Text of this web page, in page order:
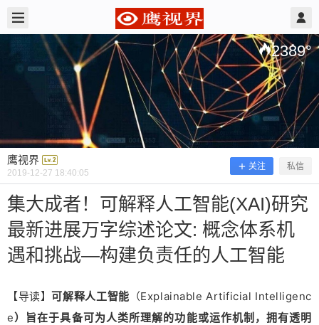
2389°
鹰视界
2019-12-27 18:40:05
关注 私信
集大成者！可解释人工智能(XAI)研究
最新进展万字综述论文: 概念体系机
遇和挑战—构建负责任的人工智能
【导读】可解释人工智能
（Explainable Artificial Intelligenc
e）旨在于具备可为人类所理解的功能或运作机制，拥有透明
鹰视界 @ 鹰视界 2019/12/27
集大成者！可解释人工智能(XAI)研究
最新进展万字综述论文: 概念体系机遇
和挑战—构建负责任的人工智能
【导读】可解释人工智能（Explainable Artificial Intelligence）旨在于具备可为人类所理解的功能或运作机制，拥有透明度， 是当前AI研究的热点，是构建和谐人机协作世界必要的条件，是构建负责任人工智能的基础。最近来自法国西班牙等8家机构12位学者共同发表了关于可解释人工智能XAI最新进展的综述论文《Explainable Artificial Intelligence (XAI): Concepts, Taxonomies, Opportunities and Challenges toward Responsible AI》，共67页pdf调研了402篇文献，讲解了最新可解释人工智能的进展，集大成者，梳理了XAI的体系，并提出构建负责任人工智能的内涵，非常具有指引性。 地址： https://www.zhuanzhi.ai/paper/e9f05516bbee0d997460bfb961b18d3a 摘要 在过去的几年里，人工智能(AI)取得了显著的发展势头，在不同领域的许多应用中它可能会带来最好的预期。当这种情况发生时，整个社区都面临可解释性的障碍，这是人工智能技术的一个内在问题，它是由次象征主义(模型例如集成算法或深层神经网络)带来的，而这些在人工智能的最上一次高潮中是不存在的。这个问题背后的范例属于所谓的可解释AI (XAI)领域，它被认为是AI模型实际部署的一个关键特性。本文综述了XAI领域的现有文献，并对未来的研究方向进行了展望。我们总结了在机器学习中定义可解释性的前期工作，建立了一个新的定义，它涵盖了先前的概念命题，主要关注可解释性所关心的受众。然后，我们提出并讨论了与不同机器学习模型的可解释性相关的最近贡献的分类，包括那些旨在建立第二种体系的深度学习方法。这篇文献分析为XAI面临的一系列挑战提供了背景，比如数据融合和可解释性之间的十字路口。我们构建了负责任的人工智能的概念，即一种以公平、模型可解释性和问责性为核心的在真实组织中大规模实施人工智能方法的方法。最终目标是为XAI的新来者提供参考资料，以促进未来的研究进展，同时也鼓励其他学科的专家和专业人员在他们的活动领域拥抱AI的好处，而不是因为它缺乏可解释性而事先有任何偏见。 关键词: 可解释人工智能，机器学习，深度学习，数据融合，可解释性，可理解性，透明性，隐私，公平性，可问责性，负责任的人工智能。 目录 1. 引言 2. 可解释性: 是什么，为什么，什么目标，怎么做? 3. 透明机器学习模型 4. 机器学习模型的后解释技术:分类法、浅层模型和深度学习 5. XAI:机遇、挑战和研究需求 6. 走向负责任的人工智能:人工智能、公平、隐私和数据融合的原则 7. 结论和展望 1. 引言 人工智能(AI)是许多采用新信息技术的活动领域的核心。人工智能的起源可以追溯到几十年前，人们对于智能机器具有学习、推理和适应能力的重要性有着明确的共识。正是凭借这些能力，人工智能方法在学习解决日益复杂的计算任务时达到了前所未有的性能水平，这对人类社会[2]的未来发展至关重要。近来，人工智能系统的复杂程度已经提高到几乎不需要人为干预来设计和部署它们。当来自这些系统的决策最终影响到人类的生活(例如，医学、法律或国防)时，就有必要了解这些决策是如何由人工智能方法[3]提供的。 最早的人工智能系统是很容易解释的，过去的几年见证了不透明的决策系统的兴起，比如深度神经网络(DNNs)。深度学习(DL)模型(如DNNs)的经验成功源于高效的学习算法及其巨大的参数空间的结合。后一个空间由数百层和数百万个参数组成，这使得DNNs被认为是复杂的黑盒模型[4]。black-box-ness的反义词是透明性，即以寻求对模型工作机理的直接理解。 随着黑箱机器学习(ML)模型越来越多地被用于在关键环境中进行重要的预测，人工智能[6]的各个利益相关者对透明度的要求也越来越高。危险在于做出和使用的决策不合理、不合法，或者不允许对其行为进行详细的解释。支持模型输出的解释是至关重要的，例如，在精准医疗中，为了支持诊断[8]，专家需要从模型中获得远比简单的二进制预测多得多的信息。其他例子包括交通、安全、金融等领域的自动驾驶汽车。 一般来说，考虑到对合乎道德的人工智能[3]日益增长的需求，人类不愿采用不能直接解释、处理和信任的[9]技术。习惯上认为，如果只关注性能，系统将变得越来越不透明。从模型的性能和它的透明性[10]之间的权衡来看，这是正确的。然而，对一个系统理解的提高可以导致对其缺陷的修正。在开发ML模型时，将可解释性考虑为额外的设计驱动程序可以提高其可实现性，原因有三: 可解释性有助于确保决策的公正性，即检测并纠正训练数据集中的偏差。 可解释性通过强调可能改变预测的潜在对抗性扰动，促进了稳健性的提供。 可解释性可以作为一种保证，即只有有意义的变量才能推断出输出，即，以确保模型推理中存在真实的因果关系。 这意味着，为了考虑实际，系统的解释应该要么提供对模型机制和预测的理解，要么提供模型识别规则的可视化，要么提供可能扰乱模型[11]的提示。 为了避免限制当前一代人工智能系统的有效性，可解释人工智能(XAI)[7]建议创建一套ML技术，1) 产生更多可解释的模型，同时保持高水平的学习性能(如预测准确性)，2) 使人类能够理解、适当信任和有效管理新一代人工智能伙伴。XAI还借鉴了社会科学的[12]，并考虑了解释心理学。 图1: 过去几年中，标题、摘要和/或关键词涉及XAI领域的出版物总数的变化。通过提交图中所示的查询从Scopus R数据库检索到的数据(2019年10月14日)。值得注意的是，随着时间的推移，对可解释的AI模型的潜在需求(这符合直觉，因为在许多场景中，可解释性是一种要求)，但直到2017年，解释AI模型的技术兴趣才渗透到整个研究领域。 这篇综述的其余部分的结构如下:首先，第2节和其中的子节围绕AI中的可解释性和可解释性展开了关于术语和概念的讨论，最后得出前面提到的可解释性的新定义(第2.1和2.2小节)，以及从XAI的角度对ML模型进行分类和分析的一般标准。第3节和第4节回顾了ML模型(分别是透明模型和事后技术)的XAI的最新发现，它们构成了上述分类中的主要部分。同时，我们也回顾了这两种方法的混合，以达到XAI。在第5节中讨论了各种方法之间的协同作用的好处和注意事项，在这里，我们提出了对一般挑战的展望和需要谨慎对待的一些后果。最后，第6节阐述了负责任的人工智能的概念。第7节总结了调查，目的是让社区参与到这一充满活力的研究领域中来，这一领域有可能影响社会，特别是那些逐渐将ML作为其活动核心技术的部门。 2. 可解释性: 是什么，为什么，怎么做? 在继续我们的文献研究之前，我们可以先建立一个共同的观点来理解在AI的可解释性这个术语，更具体地说是ML中的含义。这确实是本节的目的，即暂停对这个概念的大量定义(什么?)，讨论为什么可解释性在AI和ML中是一个重要的问题(为什么?目的何在?)，并介绍XAI方法的一般分类，这将推动此后的文献研究(如何?)。 2.1 术语说明 阻碍建立共同基础的问题之一是interpretability 和explainability 在文献中的互换误用。这些概念之间存在着显著的差异。首先，interpretability 是指一个模型的被动特性，指的是一个给定的模型对人类观察者有意义的程度。这个特性也表示为透明性。相比之下，explainability 可以被看作是模型的主动特征，表示模型为了阐明或详述其内部功能而采取的任何动作或过程。 为了总结最常用的命名法，在本节中，我们将阐明在伦理AI和XAI社区中常用的术语之间的区别和相似性。 Understandability(或等同地，intelligibility)指的是一个模型的特征，使人理解其功能——模型如何工作——而不需要解释其内部结构或模型内部处理数据[18]的算法方法。 Comprehensibility: 在ML模型中，可理解性是指学习算法以人类可理解的方式表示其已学知识的能力[19,20,21]。这种模型可理解性的概念源于Michalski[22]的假设，即“计算机归纳的结果应该是对给定实体的符号描述，在语义和结构上类似于人类专家可能产生的观察相同实体的结果。”这些描述的组成部分应作为单一的‘信息块’可理解，可直接用自然语言解释，并应以综合方式将定量和定性概念联系起来”。由于难以量化，可理解性通常与模型复杂度[17]的评估联系在一起。 Interpretability可解释性是指以可理解的语言向人类解释或提供意义的能力。 Explainability可解释性与作为人类和决策者之间的接口的解释概念相关，同时，这也是决策者的准确代理，也是人类可以理解的[17]。 Transparency 透明度:如果一个模型本身是可以理解的，那么它就被认为是透明的。由于模型具有不同程度的可理解性，因此第3节中的透明模型分为三类: 可模拟模型、可分解模型和算法透明模型[5]。 2.2 什么? 虽然这可能被认为超出了本文的范围，但值得注意的是在哲学领域[23]中围绕一般解释理论展开的讨论。在这方面已经提出了许多建议，建议需要一种普遍的、统一的理论来近似解释的结构和意图。然而，在提出这样一个普遍的理论时，没有人经得起批评。就目前而言，最一致的想法是将不同的解释方法从不同的知识学科中融合在一起。在处理人工智能的可解释性时也发现了类似的问题。从文献中似乎还没有一个共同的观点来理解什么是可解释性或可解释性。然而，许多贡献声称是可解释(interpretable)模型和技术的成就增强了可解释性(explainability). 为了阐明这种缺乏共识的情况，我们不妨以D. Gunning在[7]中给出的可解释人工智能(XAI)的定义作为参考起点: “XAI将创造一套机器学习技术，使人类用户能够理解、适当信任并有效管理新一代人工智能合作伙伴。 这个定义结合了两个需要提前处理的概念(理解和信任)。然而，它忽略了其他目的，如因果关系、可转移性、信息性、公平性和信心等，从而激发了对可解释AI模型的需求[5,24,25,26]。 进一步修正，我们给出explainable AI的定义： 给定一个受众，一个可解释的人工智能是一个产生细节或理由使其功能清晰或容易理解的人工智能。 这个定义在这里作为当前概述的第一个贡献，隐含地假设XAI技术针对当前模型的易用性和清晰性在不同的应用目的上有所恢复，比如更好地让用户信任模型的输出。 2.3 为什么? 如引言所述，可解释性是人工智能在实际应用中面临的主要障碍之一。无法解释或完全理解最先进的ML算法表现得如此出色的原因是一个问题，它的根源有两个不同的原因，如图2所示。 图2: 图中显示了在ML模型中由不同的用户配置文件寻找的可解释性的不同目的。它们有两个目标:模型理解的需要和法规遵从性。 2.4 什么目标？ 到目前为止，围绕XAI的研究已经揭示出了不同的目标，以便从一个可解释的模型的实现中得出结论。几乎没有一篇被调研的论文在描述一个可解释的模型所要求的目标上是完全一致的。尽管如此，所有这些不同的目标都可能有助于区分特定的ML可解释性的目的。不幸的是，很少有人试图从概念的角度来界定这些目标[5、13、24、30]。我们现在综合并列举这些XAI目标的定义，以便为这篇综述涵盖的所有论文确定第一个分类标准: 图3. 可解释AI不同的度量维度 可信赖性Trustworthiness:一些作者同意将可信赖性作为可解释AI模型的主要目标[31,32]。然而，根据模型诱导信任的能力将模型声明为可解释的可能并不完全符合模型可解释性的要求。可信度可以被认为是一个模型在面对给定问题时是否会按预期行事的信心。虽然它肯定是任何可解释模型的一个属性，但它并不意味着每一个值得信任的模型都可以被认为是可解释的，可信度也不是一个容易量化的属性。信任可能远远不是可解释模型的唯一目的，因为两者之间的关系，如果达成一致，并不是相互的。在综述的论文中，有一部分提到了信任的概念。但是，如表1所示，它们在最近与XAI相关的贡献中所占的份额并不大。 因果关系Causality:可解释性的另一个常见目标是发现数据变量之间的因果关系。一些作者认为，可解释的模型可能简化了寻找关系的任务，如果它们发生，可以进一步测试所涉及的变量之间更强的因果关系[159,160]。从观测数据推断因果关系是一个随着时间的推移已经被广泛研究的领域[161]。正如从事这一主题的社区所广泛承认的那样，因果关系需要一个广泛的先验知识框架来证明所观察到的影响是因果关系。ML模型只发现它所学习的数据之间的相关性，因此可能不足以揭示因果关系。然而，因果关系涉及到相关性，所以一个可解释的ML模型可以验证因果推理技术提供的结果，或者在现有数据中提供可能的因果关系的第一直觉。同样，表1显示，如果我们关注那些将因果关系明确表述为目标的论文数量，因果关系就不是最重要的目标之一。 可转移性Transferability: 模型总是受到一些约束，这些约束应该考虑到模型的无缝可转移性。这就是为什么在处理ML问题时使用训练-测试方法的主要原因[162,163]。可解释性也是可转移性的倡导者，因为它可以简化阐明可能影响模型的边界的任务，从而更好地理解和实现。类似地，仅仅理解模型中发生的内部关系有助于用户在另一个问题中重用这些知识。在某些情况下，缺乏对模型的正确理解可能会将用户推向错误的假设和致命的后果[44,164]。可转移性也应该落在可解释模型的结果属性之间，但同样，不是每个可转让性模型都应该被认为是可解释的。正如在表1中所观察到的，大量的论文指出，将一个模型描述为可解释的是为了更好地理解复用它或提高它的性能所需要的概念，这是追求模型可解释性的第二个最常用的理由。 信息性Informativeness: ML模型的最终目的是支持决策[92]。然而，不应该忘记的是，模型所解决的问题并不等于它的人类对手所面临的问题。因此，为了能够将用户的决策与模型给出的解决方案联系起来，并避免陷入误解的陷阱，需要大量的信息。为此，可解释的ML模型应该提供有关正在处理的问题的信息。在文献综述中发现的主要原因是为了提取模型内部关系的信息。几乎所有的规则提取技术都证实了它们在寻找模型内部功能的更简单理解方面的方法，说明知识(信息)可以用这些更简单的代理来表示，它们认为这些代理可以解释先行词。这是在综述的论文中发现的最常用的论点，用来支持他们所期望的可解释模型。 置信度Confidence: 作为稳健性和稳定性的概括，置信度的评估应该始终基于一个预期可靠性的模型。在控制下保持信心的方法因模型的不同而不同。正如在[165,166,167]中所述，当从某个模型中提取解释时，稳定性是必须具备的。可靠的解释不应该由不稳定的模型产生。因此，一个可解释的模型应该包含关于其工作机制可信度的信息。 公平性Fairness:从社会的角度来看，在ML模型中，可解释性可以被认为是达到和保证公平性的能力。在一个特定的文献链中，一个可解释的ML模型建议对影响结果的关系进行清晰的可视化，允许对手头的模型进行公平或伦理分析[3,100]。同样，XAI的一个相关目标是强调模型所暴露的数据中的偏差[168,169]。在涉及人类生活的领域，对算法和模型的支持正在迅速增长，因此，可解释性应被视为避免不公平或不道德地使用算法输出的桥梁。 Accessibility可访问性: 评审贡献的认为可解释性是允许最终用户更多地参与改进和开发某个ML模型的过程的属性[37,86]。显然，可解释的模型将减轻非技术或非专业用户在处理乍一看似乎不可理解的算法时的负担。这一概念在被调查的文献中被认为是第三个最重要的目标。 交互性Interactivity: 一些贡献[50,59]包括模型与用户交互的能力，这是可解释的ML模型的目标之一。同样，这个目标与最终用户非常重要的领域相关，他们调整模型并与之交互的能力是确保成功的关键。 隐私意识Privacy awareness: 在回顾的文献中，几乎被遗忘的是，ML模型中可解释性的副产品之一是它评估隐私的能力。ML模型可能具有其所学习模式的复杂表示。无法理解模型[4]捕获并存储在其内部表示中的内容可能会导致隐私被破坏。相反，由未经授权的第三方解释训练过的模型的内部关系的能力也可能会损害数据来源的差异隐私。由于其在XAI预计将发挥关键作用的行业中的重要性，机密性和隐私问题将分别在第5.4和6.3小节中进一步讨论。 本小节回顾了所调研论文的广泛范围内所涉及的目标。所有这些目标都清楚地隐藏在本节前面介绍的可解释性概念的表面之下。为了总结之前对可解释性概念的分析，最后一小节讨论了社区为解决ML模型中的可解释性所采取的不同策略。 2.5 怎么样？ 文献明确区分了可以通过设计解释的模型和可以通过外部XAI技术解释的模型。这种双重性也可以看作是可解释模型与模型可解释技术的区别;更广泛接受的分类是透明模型和事后可解释性。同样的对偶性也出现在[17]的论文中，作者所做的区分是指解决透明盒设计问题的方法，而不是解释黑盒子问题的方法。这项工作进一步扩展了透明模型之间的区别，包括考虑的不同透明度级别。 在透明性中，考虑了三个层次: 算法透明性、可分解性和可模拟性。在后设技术中，我们可以区分文本解释、可视化、局部解释、实例解释、简化解释和特征关联。在这种情况下，[24] 提出了一个更广泛的区别: 1）区分不透明的系统，其中从输入到输出的映射对用户来说是不可见的; 2)可解释系统，用户可以对映射进行数学分析; 3)可理解的系统，在这个系统中，模型应该输出符号或规则以及它们的特定输出，以帮助理解映射背后的基本原理。最后一个分类标准可以被认为包含在前面提出的分类标准中，因此本文将尝试遵循更具体的分类标准。 图4. 概念图举例透明度的不同层次描述Mϕ毫升模型,与ϕ表示模型的参数集的手:(一)可模拟性;(b)可分解性;(c)算法的透明度。 图5. 概念图显示了不同的因果explainability方法可供Mϕ毫升模型 3. 透明机器学习模型 前一节介绍了透明模型的概念。如果一个模型本身是可以理解的，那么它就被认为是透明的。本节调查的模型是一套透明模型，它可以属于前面描述的模型透明性的一个或所有级别(即可模拟性、可分解性和算法透明性)。在接下来的部分中，我们提供了该语句的理由，并提供了图6与图7中所示支持。 图6:ML模型可解释性分类的总体情况 图7: 本综述中所考虑的不同ML模型的透明度水平的图形说明:(a)线性回归;(b)决策树;(c)再邻居;(d)基于规则的学习者;(e)广义可加模型;(f)贝叶斯模型。 4. 机器学习模型的后解释技术:分类法、浅层模型和深度学习 当ML模型不满足宣布它们透明的任何标准时，必须设计一个单独的方法并应用于模型来解释它的决策。这就是事后可解释性技术(也称为建模后可解释性)的目的，它的目的是交流关于已经开发的模型如何对任何给定输入产生预测的可理解信息。在本节中，我们将对不同的算法方法进行分类和回顾，这些算法方法用于事后可解释性，区别于1) 那些为应用于任何类型的ML模型而设计的算法方法; 2) 那些是为特定的ML模型设计的，因此，不能直接推断到任何其他学习者。现在，我们详细阐述了不同ML模型的事后可解释性方面的趋势，这些趋势在图8中以分层目录的形式进行了说明，并在下面进行了总结: 用于事后解释的模型无关技术(4.1小节)，可以无缝地应用于任何ML模型，而不考虑其内部处理或内部表示。 专为解释某些ML模型而定制或专门设计的事后解释能力。我们将我们的文献分析分为两个主要的分支:浅层ML模型的事后可解释性的贡献，这些贡献统称为所有不依赖于神经处理单元的分层结构的ML模型(第4.2小节);以及为深度学习模型设计的技术，这些技术相应地表示神经网络家族和相关变体，如卷积神经网络、递归神经网络(4.3小节)和包含深度神经网络和透明模型的混合方案。对于每一个模型，我们都对研究界提出的最新的事后方法进行了彻底的审查，并确定了这些贡献所遵循的趋势。 我们以4.4小节结束了我们的文献分析，在4.4小节中，我们提出了第二种分类法，通过对处理深度学习模型的事后解释的贡献进行分类，对图6中更一般的分类进行了补充。为此，我们将重点关注与这类黑盒ML方法相关的特定方面，并展示它们如何链接到第一种分类法中使用的分类标准。 图8. 综述文献的分类和与不同ML模型相关的可解释性技术的趋势。用蓝色、绿色和红色框起来的引用分别对应于使用图像、文本或表格数据的XAI技术。为了建立这种分类法，对文献进行了深入分析，以区分是否可以将后适应技术无缝地应用于任何ML模型，即使在其标题和/或摘要中明确提到了深度学习。 4.1 用于事后可解释性的模型不可知技术 用于事后可解释性的模型无关技术被设计成插入到任何模型，目的是从其预测过程中提取一些信息。有时，使用简化技术来生成模仿其前身的代理，目的是为了获得易于处理和降低复杂性的东西。其他时候，意图集中在直接从模型中提取知识，或者简单地将它们可视化，以简化对其行为的解释。根据第2节中介绍的分类法，与模型无关的技术可能依赖于模型简化、特征相关性估计和可视化技术。 4.2 浅ML模型的事后解释能力 Shallow ML覆盖了多种监督学习模型。在这些模型中，有一些严格可解释的(透明的)方法(如KNN和决策树，已经在第3节中讨论过)。考虑到它们在预测任务中的突出地位和显著性能，本节将集中讨论两种流行的浅ML模型(树集成和支持向量机，SVMs)，它们需要采用事后可解释性技术来解释它们的决策 4.3 深度学习的可解释性 事后局部解释和特征相关技术正日益成为解释DNNs的主要方法。本节回顾了最常用的DL模型，即多层神经网络、卷积神经网络(CNN)和递归神经网络(RNN)的可解释性研究。 图9: 混合模型的图示。一个被认为是黑箱的神经网络可以通过将其与一个更具解释性的模型相关联来解释，如决策树[298]、一个(模糊的)基于规则的系统[19]或KNN[259]。 图10:(a) 可选的深度学习特定分类扩展自[13]的分类;(b)它与图6中的分类法的联系。 5. XAI:机遇、挑战和研究需求 现在，我们利用已完成的文献回顾，对ML和数据融合模型的可解释性领域的成就、趋势和挑战提出了批评。实际上，我们在讨论到目前为止在这一领域取得的进展时，已经预见到了其中的一些挑战。在本节中，我们将重新审视这些问题，并为XAI探索新的研究机会，找出可能的研究路径，以便在未来几年有效地解决这些问题: 在可解释性和性能之间的权衡 可解释性与性能的问题是一个随着时间不断重复的问题，但就像任何其他大命题一样，它的周围充满了神话和误解。 图11: 模型可解释性和性能之间的权衡，以及XAI技术和工具潜力所在的改进领域的表示 6. 走向负责任的人工智能:人工智能、公平、隐私和数据融合的原则 多年来，许多组织，无论是私人的还是公共的，都发布了指导方针，指出人工智能应该如何开发和使用。这些指导方针通常被称为人工智能原则，它们处理与个人和整个社会潜在的人工智能威胁相关的问题。本节将介绍一些最重要和被广泛认可的原则，以便将XAI(通常出现在它自己的原则中)与所有这些原则联系起来。如果在实践中寻求一个负责任的AI模型的实现和使用，我们公司声称XAI本身是不够的。其他重要的人工智能原则，如隐私和公平，在实践中必须谨慎处理。在接下来的章节中，我们将详细阐述负责任人工智能的概念，以及XAI和数据融合在实现其假设原则中的含义。 6.1 人工智能原则 Principles of Artificial Intelligence